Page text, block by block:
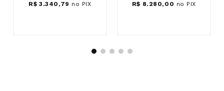
R$ 3 .340 ,79 no PIX R$ 8. 280, 00 no PIX